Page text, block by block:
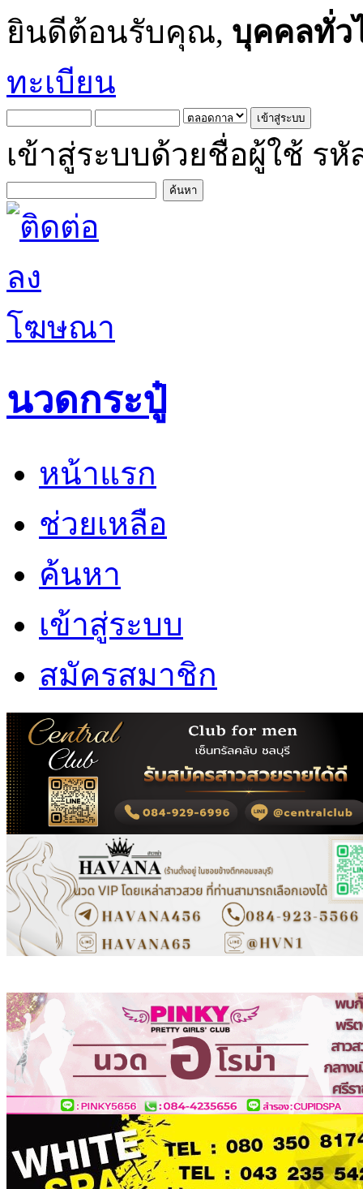
ยินดีต้อนรับคุณ, บุคคลทั่ว
ทะเบียน
เข้าสู่ระบบด้วยชื่อผู้ใช้ รหั
นวดกระปู๋
หน้าแรก
ช่วยเหลือ
ค้นหา
เข้าสู่ระบบ
สมัครสมาชิก